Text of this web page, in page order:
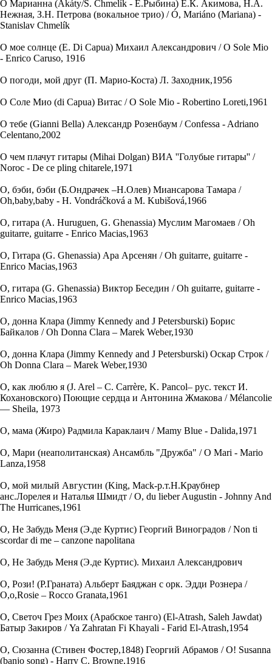
О Марианна (Akáty/S. Chmelík - Е.Рыбина) Е.К. Акимова, Н.А.
Нежная, З.Н. Петрова (вокальное трио) / Ó, Mariáno (Mariana) -
Stanislav Chmelík
О мое солнце (E. Di Capua) Михаил Александрович / O Sole Mio
- Enrico Caruso, 1916
О погоди, мой друг (П. Марио-Коста) Л. Заходник,1956
О Соле Мио (di Capua) Витас / O Sole Mio - Robertino Loreti,1961
О тебе (Gianni Bella) Александр Розенбаум / Confessa - Adriano
Celentano,2002
О чем плачут гитары (Mihai Dolgan) ВИА ''Голубые гитары'' /
Noroc - De ce pling chitarele,1971
О, бэби, бэби (Б.Ондрачек –Н.Олев) Миансарова Тамара /
Oh,baby,baby - H. Vondráčková a M. Kubišová,1966
О, гитара (A. Huruguen, G. Ghenassia) Муслим Магомаев / Oh
guitarre, guitarre - Enrico Macias,1963
О, Гитара (G. Ghenassia) Ара Арсенян / Oh guitarre, guitarre -
Enrico Macias,1963
О, гитара (G. Ghenassia) Виктор Беседин / Oh guitarre, guitarre -
Enrico Macias,1963
О, донна Клара (Jimmy Kennedy and J Petersburski) Борис
Байкалов / Oh Donna Clara – Marek Weber,1930
О, донна Клара (Jimmy Kennedy and J Petersburski) Оскар Строк /
Oh Donna Clara – Marek Weber,1930
О, как люблю я (J. Arel – C. Carrère, K. Pancol– рус. текст И.
Кохановского) Поющие сердца и Антонина Жмакова / Mélancolie
— Sheila, 1973
О, мама (Жиро) Радмила Караклаич / Mamy Blue - Dalida,1971
О, Мари (неаполитанская) Ансамбль "Дружба" / O Mari - Mario
Lanza,1958
О, мой милый Августин (King, Mack-р.т.Н.Краубнер
анс.Лорелея и Наталья Шмидт / O, du lieber Augustin - Johnny And
The Hurricanes,1961
О, Не Забудь Меня (Э.де Куртис) Георгий Виноградов / Non ti
scordar di me – canzone napolitana
О, Не Забудь Меня (Э.де Куртис). Михаил Александрович
О, Рози! (Р.Граната) Альберт Баяджан с орк. Эдди Рознера /
O,o,Rosie – Rocco Granata,1961
О, Светоч Грез Моих (Арабское танго) (El-Atrash, Saleh Jawdat)
Батыр Закиров / Ya Zahratan Fi Khayali - Farid El-Atrash,1954
О, Сюзанна (Стивен Фостер,1848) Георгий Абрамов / О! Susanna
(banjo song) - Harry C. Browne,1916